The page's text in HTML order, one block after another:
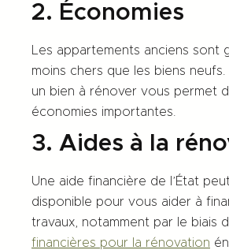
2. Économies
Les appartements anciens sont
moins chers que les biens neufs.
un bien à rénover vous permet
économies importantes.
3. Aides à la
Une aide financière de l’État
disponible pour vous aider à
travaux, notamment par le biais
financières pour la rénovation